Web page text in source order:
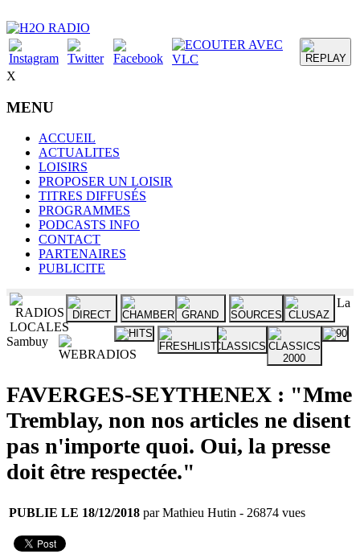
X
MENU
ACCUEIL
ACTUALITES
LOISIRS
PROPOSER UN LOISIR
TITRES DIFFUSÉS
PROGRAMMES
PODCASTS INFO
CONTACT
PARTENAIRES
PUBLICITE
La
Sambuy
FAVERGES-SEYTHENEX : "Mme
Tremblay, non nos articles ne disent
pas n'importe quoi. Oui, la presse
doit être respectée."
PUBLIE LE 18/12/2018 par Mathieu Hutin - 26874 vues